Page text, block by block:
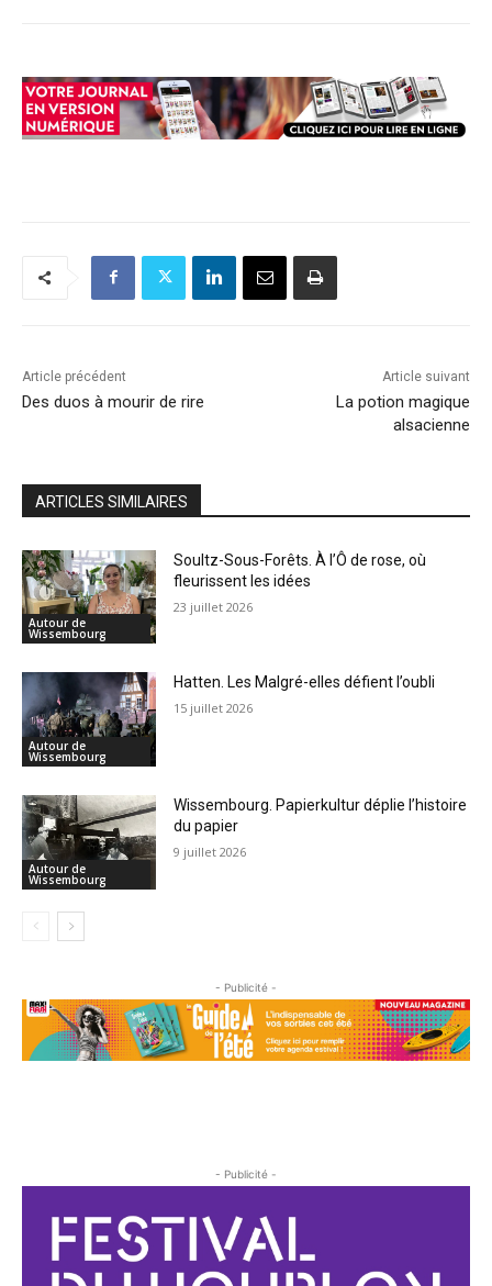
Article précédent
Des duos à mourir de rire
Article suivant
La potion magique
alsacienne
ARTICLES SIMILAIRES
Autour de
Wissembourg
Soultz-Sous-Forêts. À l’Ô de rose, où
fleurissent les idées
23 juillet 2026
Autour de
Wissembourg
Hatten. Les Malgré-elles défient l’oubli
15 juillet 2026
Autour de
Wissembourg
Wissembourg. Papierkultur déplie l’histoire
du papier
9 juillet 2026
- Publicité -
- Publicité -